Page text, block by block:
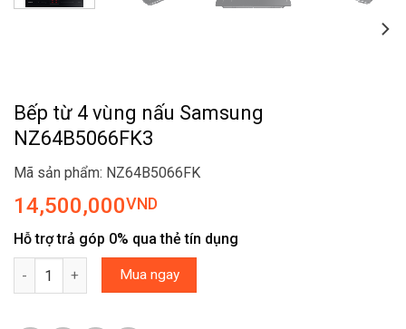
Bếp từ 4 vùng nấu Samsung
NZ64B5066FK3
Mã sản phẩm: NZ64B5066FK
14,500,000VND
Hỗ trợ trả góp 0% qua thẻ tín dụng
Bếp từ 4 vùng nấu Samsung NZ64B5066FK3 số lượng
Mua ngay